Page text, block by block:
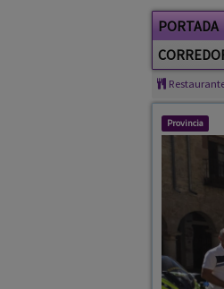
Restaurantes
Provincia